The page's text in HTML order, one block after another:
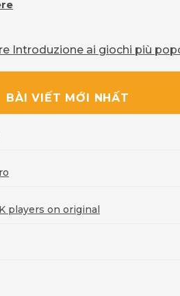
Introduzione ai giochi più
BÀI VIẾT MỚI NHẤT
players on original